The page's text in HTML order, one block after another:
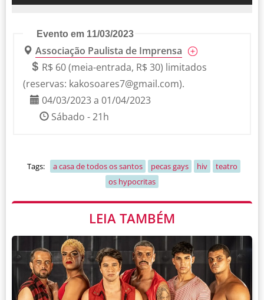
Evento em 11/03/2023
Associação Paulista de Imprensa
R$ 60 (meia-entrada, R$ 30) limitados
(reservas: kakosoares7@gmail.com).
04/03/2023 a 01/04/2023
Sábado - 21h
Tags: a casa de todos os santos pecas gays hiv
teatro
os hypocritas
LEIA TAMBÉM